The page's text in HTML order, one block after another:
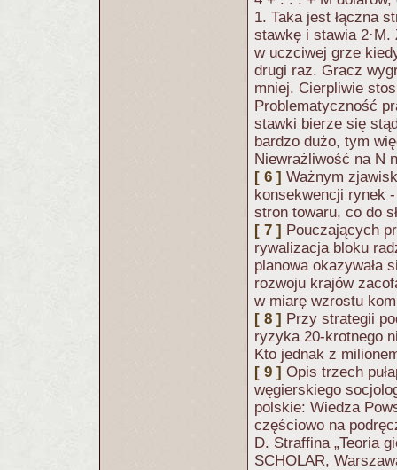
1. Taka jest łączna
stawkę i stawia 2·M.
w uczciwej grze
drugi raz. Gracz
mniej. Cierpliwie
Problematyczność
stawki bierze się
bardzo dużo, tym
Niewrażliwość na N
[ 6 ] Ważnym
konsekwencji rynek
stron towaru, co do
[ 7 ] Pouczających
rywalizacja bloku
planowa okazywała
rozwoju krajów
w miarę wzrostu
[ 8 ] Przy strategii
ryzyka 20-krotnego
Kto jednak z
[ 9 ] Opis trzech
węgierskiego
polskie: Wiedza
częściowo na
D. Straffina „Teoria
SCHOLAR,